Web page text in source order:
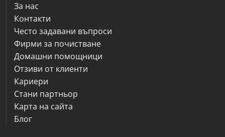
За нас
Контакти
Често задавани въпроси
Фирми за почистване
Домашни помощници
Отзиви от клиенти
Кариери
Стани партньор
Карта на сайта
Блог